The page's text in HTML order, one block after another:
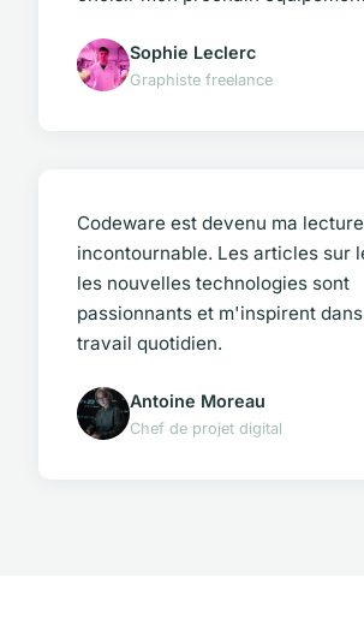
Sophie Leclerc
Graphiste freelance
Codeware est devenu ma
incontournable. Les articles sur
les nouvelles technologies sont
passionnants et m'inspirent
travail quotidien.
Antoine Moreau
Chef de projet digital